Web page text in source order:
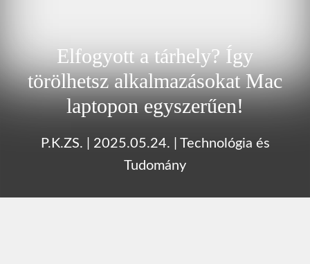
Elfogyott a tárhely? Így
törölhetsz alkalmazásokat Mac
laptopon egyszerűen!
P.K.ZS. 2025.05.24.
Technológia és
Tudomány